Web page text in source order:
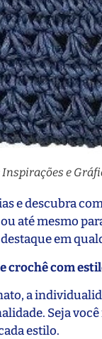
Inspirações e
e descubra
até mesmo
em
crochê com
a
Seja
estilo.